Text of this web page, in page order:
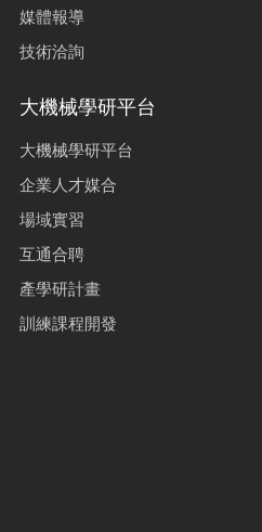
媒體報導
技術洽詢
大機械學研平台
大機械學研平台
企業人才媒合
場域實習
互通合聘
產學研計畫
訓練課程開發